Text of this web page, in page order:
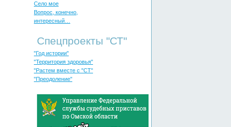
Село мое
Вопрос, конечно,
интересный…
Спецпроекты "СТ"
"Год истории"
"Территория здоровья"
"Растем вместе с "СТ"
"Преодоление"